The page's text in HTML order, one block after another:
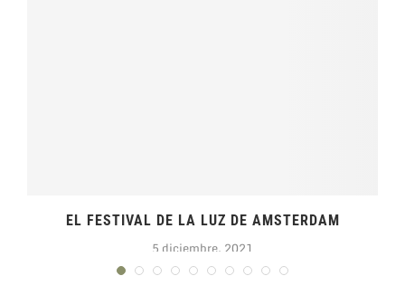
EL FESTIVAL DE LA LUZ DE AMSTERDAM
5 diciembre, 2021